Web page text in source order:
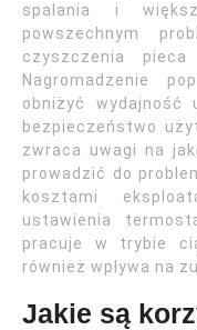
spalania i
powszechnym
czyszczenia pieca
Nagromadzenie
obniżyć wydajność
bezpieczeństwo
zwraca uwagi na
prowadzić do
kosztami
ustawienia
pracuje w trybie
również wpływa na
Jakie są